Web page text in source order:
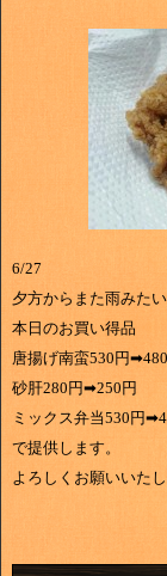
6/27
夕方からまた雨みたい
本日のお買い得品
唐揚げ南蛮530円
砂肝280円➡250円
ミックス弁当530円
で提供します。
よろしくお願いいた